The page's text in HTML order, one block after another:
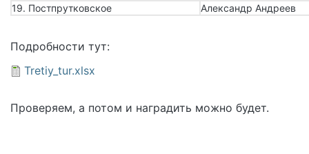
19. Постпрутковское
Александр Андреев
Подробности тут:
Документ
Tretiy_tur.xlsx
Проверяем, а потом и наградить можно будет.